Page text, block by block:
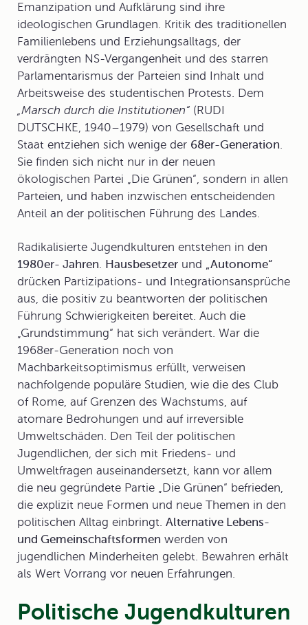
Emanzipation und Aufklärung sind ihre
ideologischen Grundlagen. Kritik des traditionellen
Familienlebens und Erziehungsalltags, der
verdrängten NS-Vergangenheit und des starren
Parlamentarismus der Parteien sind Inhalt und
Arbeitsweise des studentischen Protests. Dem
„Marsch durch die Institutionen“ (RUDI
DUTSCHKE, 1940–1979) von Gesellschaft und
Staat entziehen sich wenige der 68er-Generation.
Sie finden sich nicht nur in der neuen
ökologischen Partei „Die Grünen“, sondern in allen
Parteien, und haben inzwischen entscheidenden
Anteil an der politischen Führung des Landes.
Radikalisierte Jugendkulturen entstehen in den
1980er- Jahren. Hausbesetzer und „Autonome“
drücken Partizipations- und Integrationsansprüche
aus, die positiv zu beantworten der politischen
Führung Schwierigkeiten bereitet. Auch die
„Grundstimmung“ hat sich verändert. War die
1968er-Generation noch von
Machbarkeitsoptimismus erfüllt, verweisen
nachfolgende populäre Studien, wie die des Club
of Rome, auf Grenzen des Wachstums, auf
atomare Bedrohungen und auf irreversible
Umweltschäden. Den Teil der politischen
Jugendlichen, der sich mit Friedens- und
Umweltfragen auseinandersetzt, kann vor allem
die neu gegründete Partie „Die Grünen“ befrieden,
die explizit neue Formen und neue Themen in den
politischen Alltag einbringt. Alternative Lebens-
und Gemeinschaftsformen werden von
jugendlichen Minderheiten gelebt. Bewahren erhält
als Wert Vorrang vor neuen Erfahrungen.
Politische Jugendkulturen